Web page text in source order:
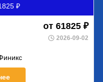
₽
от 61825 ₽
2026-09-02